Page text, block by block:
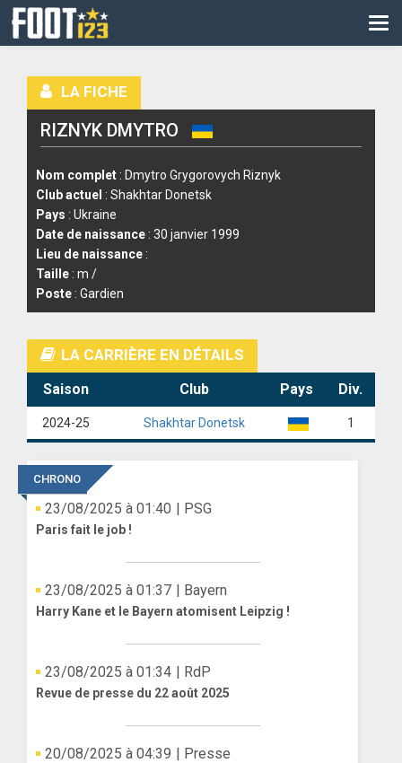
CM
LIGUE DES CHAMPIONS
PALMARÈS
LES DIRECTS
LIGUE 2
COUPE DE FRANCE
COUPE DE LA LIGUE
ITALIE
RECHERCHE
LA FICHE
RIZNYK DMYTRO
Nom complet : Dmytro Grygorovych Riznyk
Club actuel : Shakhtar Donetsk
Pays : Ukraine
Date de naissance : 30 janvier 1999
Lieu de naissance :
Taille : m /
Poste : Gardien
LA CARRIÈRE EN DÉTAILS
Saison Club Pays Div.
2024-25 Shakhtar Donetsk 1
CHRONO
23/08/2025 à 01:40 | PSG
Paris fait le job !
23/08/2025 à 01:37 | Bayern
Harry Kane et le Bayern atomisent Leipzig !
23/08/2025 à 01:34 | RdP
Revue de presse du 22 août 2025
20/08/2025 à 04:39 | Presse